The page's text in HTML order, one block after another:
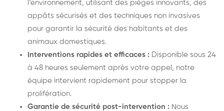
l’environnement, utilisant des pièges innovants, des
appâts sécurisés et des techniques non invasives
pour garantir la sécurité des habitants et des
animaux domestiques.
Interventions rapides et efficaces : Disponible sous 24
à 48 heures seulement après votre appel, notre
équipe intervient rapidement pour stopper la
prolifération.
Garantie de sécurité post-intervention : Nous